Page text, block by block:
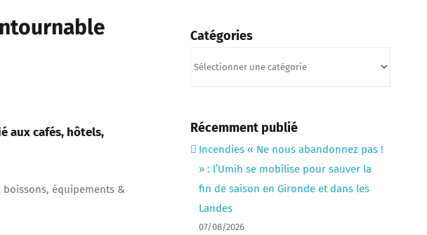
aux cafés, hôtels,
boissons, équipements &
Catégories
Récemment publié
Incendies « Ne nous abandonnez pas !
» : l’Umih se mobilise pour sauver la
fin de saison en Gironde et dans les
Landes
07/08/2026